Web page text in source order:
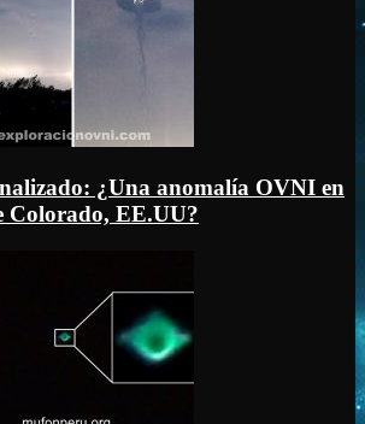
¿Una anomalía OVNI en
Colorado, EE.UU?